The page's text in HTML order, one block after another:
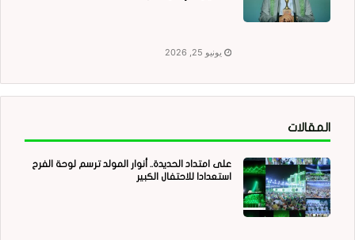
يونيو 25, 2026
المقالات
على امتداد الحديدة.. أنوار المولد ترسم لوحة الفرح
استعدادا للاحتفال الكبير